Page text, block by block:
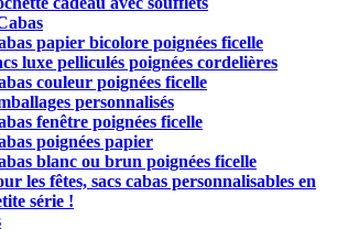
papier bicolore poignées ficelle
luxe pelliculés poignées cordelières
couleur poignées ficelle
personnalisés
fenêtre poignées ficelle
poignées papier
blanc ou brun poignées ficelle
les fêtes, sacs cabas personnalisables en
série !